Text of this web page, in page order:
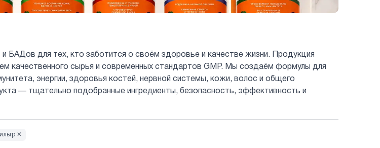
БАДов для тех, кто заботится о своём здоровье и качестве жизни. Продукция
качественного сырья и современных стандартов GMP. Мы создаём формулы для
энергии, здоровья костей, нервной системы, кожи, волос и общего
— тщательно подобранные ингредиенты, безопасность, эффективность и
✕